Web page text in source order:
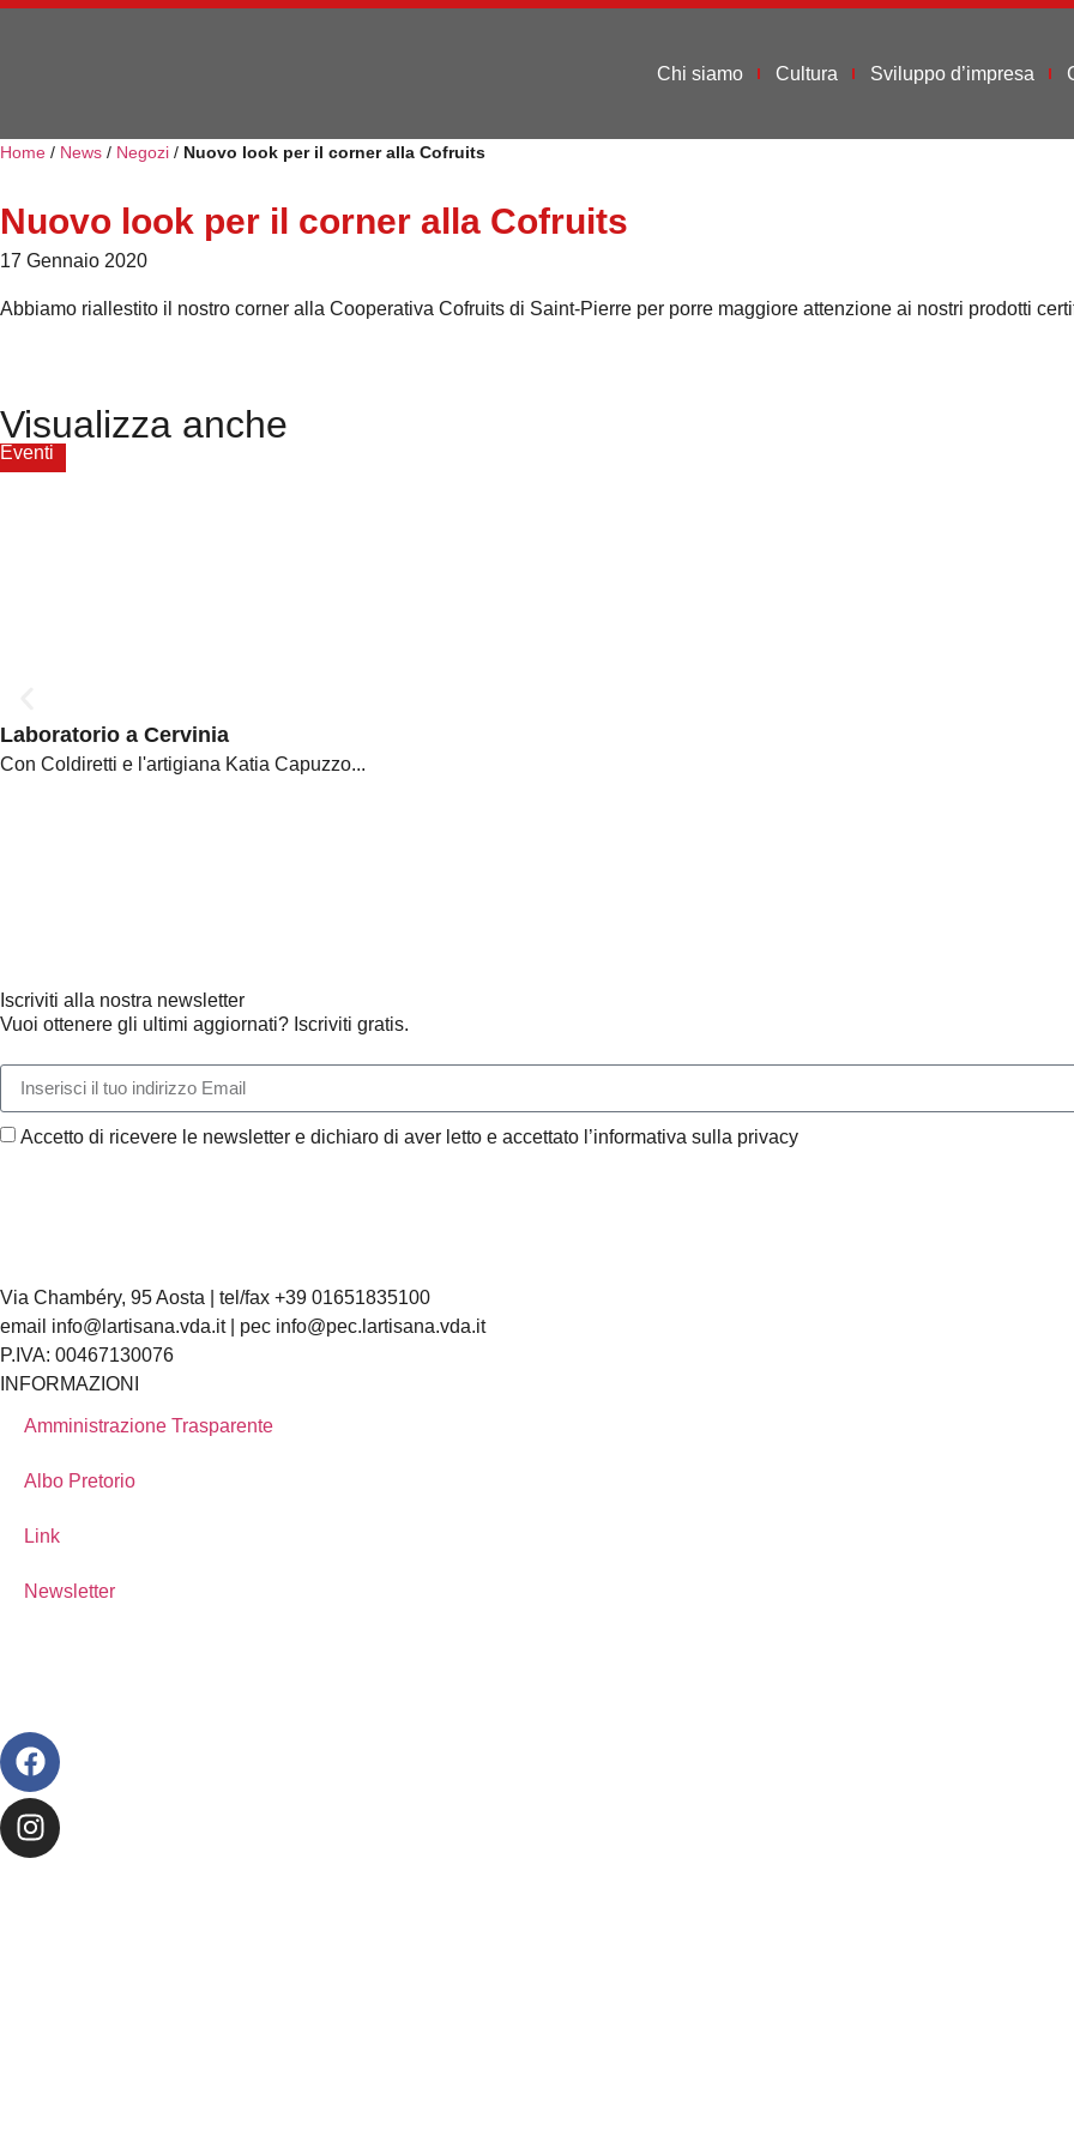
Chi siamo Cultura Sviluppo d’impresa
Home / News / Negozi / Nuovo look per il corner alla Cofruits
Nuovo look per il corner alla Cofruits
17 Gennaio 2020
Abbiamo riallestito il nostro corner alla Cooperativa Cofruits di Saint-Pierre per porre maggiore attenzione ai nostri prodotti
Visualizza anche
Eventi
Laboratorio a Cervinia
Con Coldiretti e l'artigiana Katia Capuzzo...
Iscriviti alla nostra newsletter
Vuoi ottenere gli ultimi aggiornati? Iscriviti gratis.
Accetto di ricevere le newsletter e dichiaro di aver letto e accettato l’informativa sulla privacy
Via Chambéry, 95 Aosta | tel/fax +39 01651835100
email info@lartisana.vda.it | pec info@pec.lartisana.vda.it
P.IVA: 00467130076
INFORMAZIONI
Amministrazione Trasparente
Albo Pretorio
Link
Newsletter